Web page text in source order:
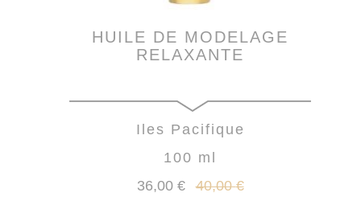
HUILE DE MODELAGE
RELAXANTE
Iles Pacifique
100 ml
36,00 € 40,00 €